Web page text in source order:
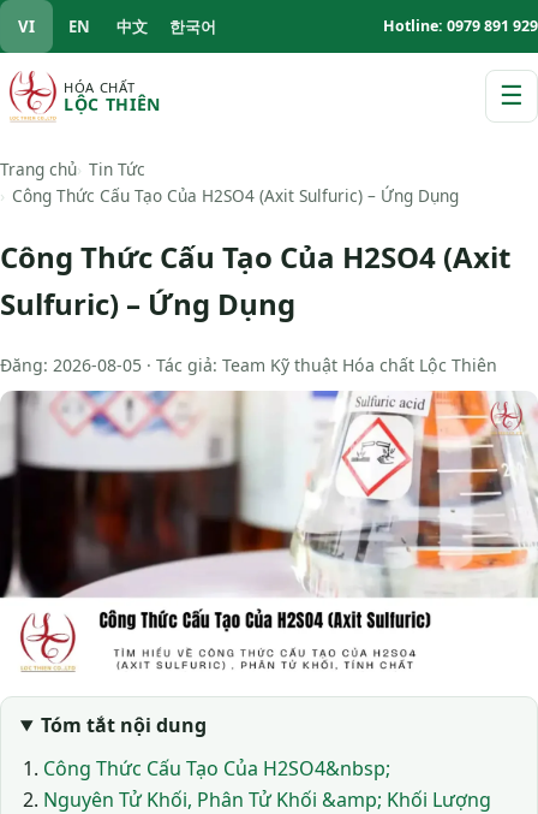
VI EN 中文 한국어 Hotline: 0979 891 929
HÓA CHẤT
LỘC THIÊN ☰
Trang chủ Tin Tức
Công Thức Cấu Tạo Của H2SO4 (Axit Sulfuric) – Ứng Dụng
Công Thức Cấu Tạo Của H2SO4 (Axit
Sulfuric) – Ứng Dụng
Đăng: 2026-08-05 · Tác giả: Team Kỹ thuật Hóa chất Lộc Thiên
Tóm tắt nội dung
Công Thức Cấu Tạo Của H2SO4&nbsp;
Nguyên Tử Khối, Phân Tử Khối &amp; Khối Lượng